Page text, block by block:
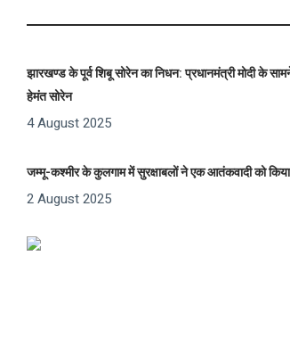
झारखण्ड के पूर्व शिबू सोरेन का निधन: प्रधानमंत्री मोदी के
हेमंत सोरेन
4 August 2025
जम्मू-कश्मीर के कुलगाम में सुरक्षाबलों ने एक आतंकवादी को
2 August 2025